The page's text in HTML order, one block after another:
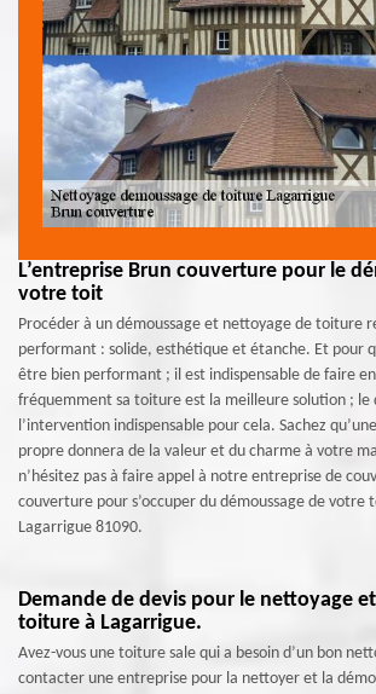
L’entreprise Brun couverture pour le
votre toit
Procéder à un démoussage et nettoyage de toiture
performant : solide, esthétique et étanche. Et pour
être bien performant ; il est indispensable de faire
fréquemment sa toiture est la meilleure solution ; le
l’intervention indispensable pour cela. Sachez
propre donnera de la valeur et du charme à votre
n’hésitez pas à faire appel à notre entreprise de
couverture pour s’occuper du démoussage de votre
Lagarrigue 81090.
Demande de devis pour le nettoyage
toiture à Lagarrigue.
Avez-vous une toiture sale qui a besoin d’un bon
contacter une entreprise pour la nettoyer et la